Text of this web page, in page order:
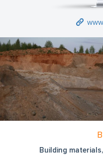
Building